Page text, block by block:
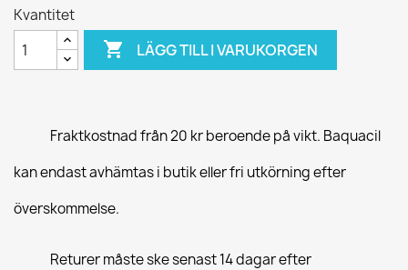
Kvantitet
 LÄGG TILL I VARUKORGEN
Fraktkostnad från 20 kr beroende på vikt. Baquacil
kan endast avhämtas i butik eller fri utkörning efter
överskommelse.
Returer måste ske senast 14 dagar efter